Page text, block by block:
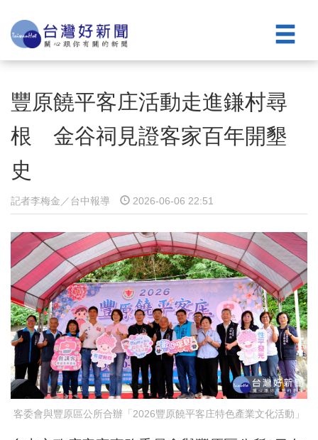
豐原饒平客庄活動走進鎌村尋
根 金谷祠見證客家百年開墾
史
記者李梅金／台中報導 2026-06-06 22:51
客委會與豐原區公所合辦「2026豐原饒平客庄特色產業文化活動」